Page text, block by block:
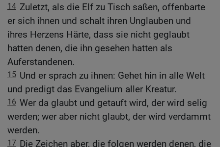
14 Zuletzt, als die Elf zu Tisch saßen, offenbarte
er sich ihnen und schalt ihren Unglauben und
ihres Herzens Härte, dass sie nicht geglaubt
hatten denen, die ihn gesehen hatten als
Auferstandenen.
15 Und er sprach zu ihnen: Gehet hin in alle Welt
und predigt das Evangelium aller Kreatur.
16 Wer da glaubt und getauft wird, der wird selig
werden; wer aber nicht glaubt, der wird verdammt
werden.
17 Die Zeichen aber, die folgen werden denen, die